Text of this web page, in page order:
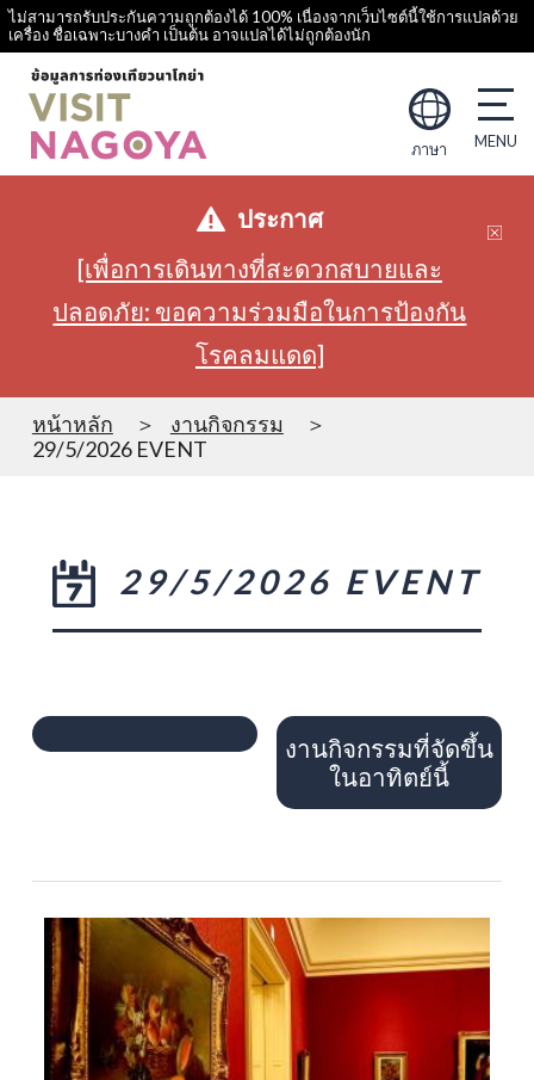
ไม่สามารถรับประกันความถูกต้องได้ 100% เนื่องจากเว็บไซต์นี้ใช้การแปลด้วย
เครื่อง ชื่อเฉพาะบางคำ เป็นต้น อาจแปลได้ไม่ถูกต้องนัก
ภาษา
ประกาศ
[เพื่อการเดินทางที่สะดวกสบายและ
ปลอดภัย: ขอความร่วมมือในการป้องกัน
โรคลมแดด]
หน้าหลัก
งานกิจกรรม
29/5/2026 EVENT
29/5/2026 EVENT
งานกิจกรรมที่จัดขึ้น
ในอาทิตย์นี้